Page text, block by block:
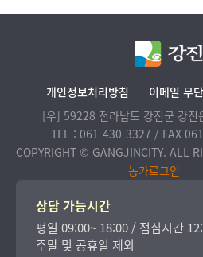
개인정보처리방침
이메일 무
[우] 59228 전라남도 강진군 강진
TEL : 061-430-3327 / FAX
COPYRIGHT © GANGJINCITY. ALL
농가로그인
상담 가능시간
평일 09:00~ 18:00 / 점심시간
주말 및 공휴일 제외